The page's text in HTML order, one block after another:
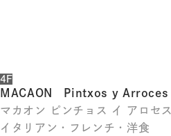
4F
MACAON Pintxos y Arroces
マカオン ピンチョス イ アロセス
イタリアン・フレンチ・洋食